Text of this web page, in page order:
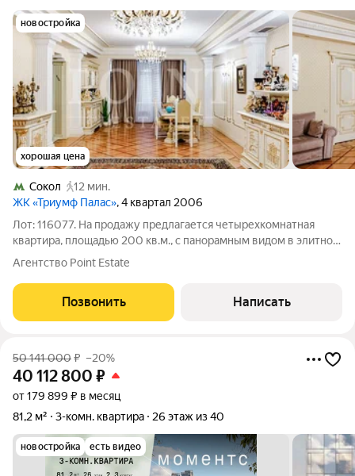
новостройка
хорошая цена
Сокол
12 мин.
ЖК «Триумф Палас», 4 квартал 2006
Лот: 116077. На продажу предлагается четырехкомнатная
квартира, площадью 200 кв.м., с панорамным видом в элитном
жилом комплексе "Триумф Палас". Функциональная
две из которых со своими
Агентство Point Estate
Позвонить Написать
50 141 000₽ –20%
40 112 800 ₽
от 179 899 ₽ в месяц
81,2 м²
3-комн. квартира 26 этаж из 40
новостройка есть видео